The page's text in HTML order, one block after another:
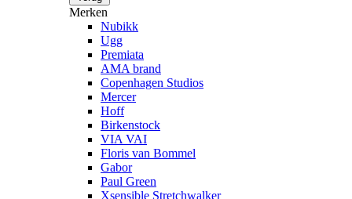
Merken
Nubikk
Ugg
Premiata
AMA brand
Copenhagen Studios
Mercer
Hoff
Birkenstock
VIA VAI
Floris van Bommel
Gabor
Paul Green
Xsensible Stretchwalker